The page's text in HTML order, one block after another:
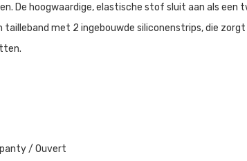
De hoogwaardige, elastische stof sluit aan als een
tailleband met 2 ingebouwde siliconenstrips, die
/ Ouvert